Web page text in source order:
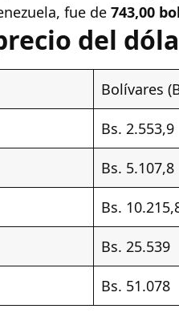
fue de 743,00
del
Bolívares
Bs. 2.553,9
Bs. 5.107,8
Bs.
Bs. 25.539
Bs. 51.078